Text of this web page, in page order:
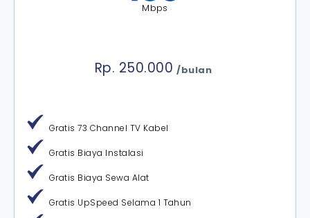
Mbps
Rp. 250.000 /bulan
Gratis 73 Channel TV Kabel
Gratis Biaya Instalasi
Gratis Biaya Sewa Alat
Gratis UpSpeed Selama 1 Tahun